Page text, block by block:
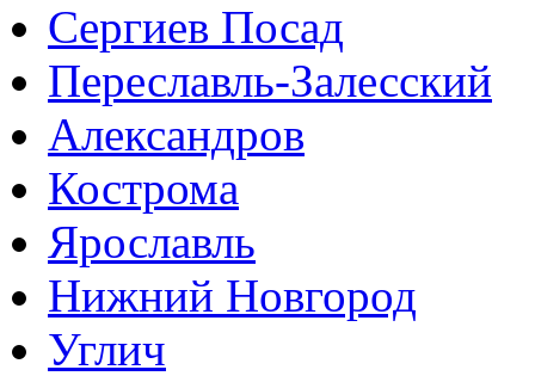
Сергиев Посад
Переславль-Залесский
Александров
Кострома
Ярославль
Нижний Новгород
Углич